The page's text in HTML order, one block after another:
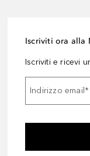
Iscriviti ora alla
Iscriviti e ricevi
Indirizzo email*